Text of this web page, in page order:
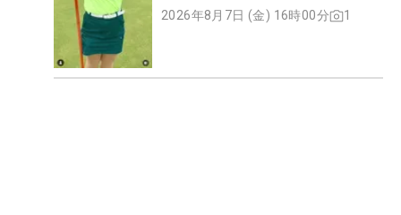
2026年8月7日 (金) 16時00分 1